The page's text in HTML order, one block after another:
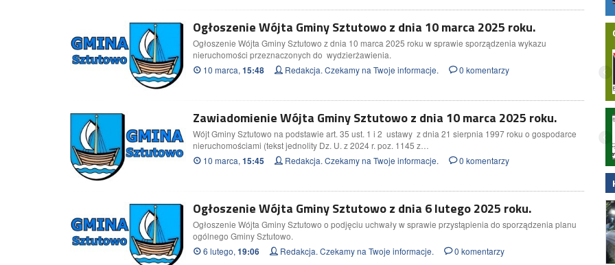
Ogłoszenie Wójta Gminy Sztutowo z dnia 10 marca 2025 roku.
Ogłoszenie Wójta Gminy Sztutowo z dnia 10 marca 2025 roku w sprawie sporządzenia wykazu
nieruchomości przeznaczonych do wydzierżawienia.
10 marca, 15:48 Redakcja. Czekamy na Twoje informacje. 0 komentarzy
Zawiadomienie Wójta Gminy Sztutowo z dnia 10 marca 2025 roku.
Wójt Gminy Sztutowo na podstawie art. 35 ust. 1 i 2 ustawy z dnia 21 sierpnia 1997 roku o gospodarce
nieruchomościami (tekst jednolity Dz. U. z 2024 r. poz. 1145 z…
10 marca, 15:45 Redakcja. Czekamy na Twoje informacje. 0 komentarzy
Ogłoszenie Wójta Gminy Sztutowo z dnia 6 lutego 2025 roku.
Ogłoszenie Wójta Gminy Sztutowo o podjęciu uchwały w sprawie przystąpienia do sporządzenia planu
ogólnego Gminy Sztutowo.
6 lutego, 19:06 Redakcja. Czekamy na Twoje informacje. 0 komentarzy
Nocny wypadek na hulajnodze
elektrycznej w Malborku. 15-latek
zabrany do szpitala śmigłowcem LPR.
Wideo
ARIPARK Malbork otworzy się 30 lipca.
Nowy park handlowy przy DK22 z szeroką